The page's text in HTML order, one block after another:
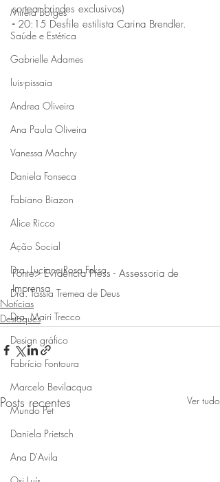
Miréia Borges
Saúde e Estética
Gabrielle Adames
luis-pissaia
Andrea Oliveira
Ana Paula Oliveira
Vanessa Machry
Daniela Fonseca
Fabiano Biazon
Alice Ricco
Ação Social
Dra. Luciane Rosa Feksa
Dra. Tássia Tremea de Deus
Dra. Mairi Trecco
Design gráfico
Fabrício Fontoura
Marcelo Bevilacqua
Mundo Pet
Daniela Prietsch
Ana D'Avila
sortear brindes exclusivos)
- 20:15 Desfile estilista Carina Brendler.
Fonte> Evidência Press - Assessoria de
Imprensa
Notícias
Destaques
Posts recentes Ver tudo